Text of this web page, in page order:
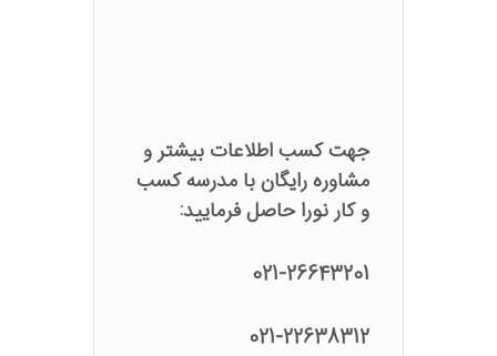
جهت کسب اطلاعات بیشتر و
مشاوره رایگان با مدرسه کسب
و کار نورا حاصل فرمایید:
021-26643201
021-22638312